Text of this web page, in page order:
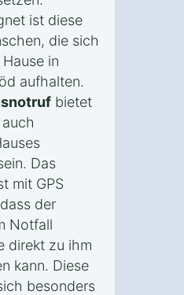
ist diese
die sich
in
aufhalten.
bietet
Das
mit GPS
der
Notfall
direkt zu ihm
kann. Diese
besonders